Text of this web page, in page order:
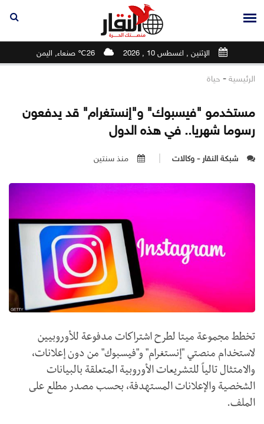
الإثنين , اغسطس 10 , 2026 26℃ صنعاء, اليمن
الرئيسية - حياة
مستخدمو "فيسبوك" و"إنستغرام" قد يدفعون
رسوما شهريا.. في هذه الدول
شبكة النقار - وكالات منذ سنتين
تخطط مجموعة ميتا لطرح اشتراكات مدفوعة للأوروبيين
لاستخدام منصتي "إنستغرام" و"فيسبوك" من دون إعلانات،
والامتثال تالياً للتشريعات الأوروبية المتعلقة بالبيانات
الشخصية والإعلانات المستهدفة، بحسب مصدر مطلع على
الملف.